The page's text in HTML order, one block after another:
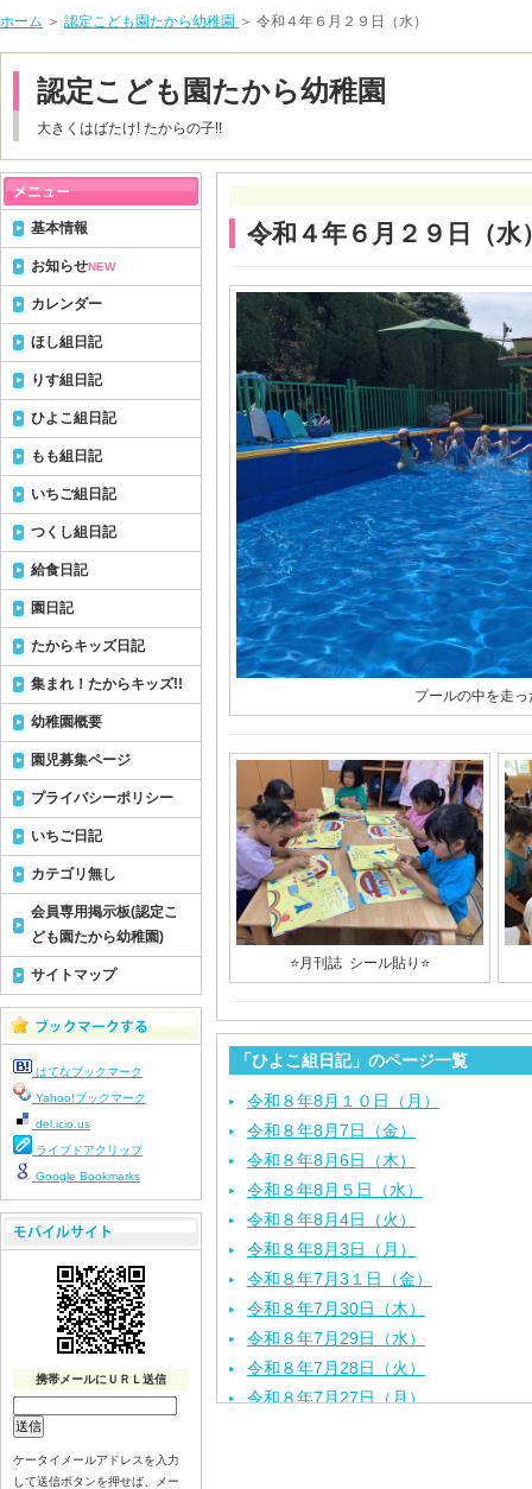
ホーム ＞ 認定こども園たから幼稚園 ＞ 令和４年６月２９日（水）
認定こども園たから幼稚園
大きくはばたけ! たからの子!!
令和４年６月２９日（水
プールの中を走
⭐️月刊誌 シール貼り⭐️
「ひよこ組日記」のページ一覧
令和８年8月１０日（月）
令和８年8月7日（金）
令和８年8月6日（木）
令和８年8月５日（水）
令和８年8月4日（火）
令和８年8月3日（月）
令和８年7月3１日（金）
令和８年7月30日（木）
令和８年7月29日（水）
令和８年7月28日（火）
令和８年7月27日（月）
基本情報
お知らせNEW
カレンダー
ほし組日記
りす組日記
ひよこ組日記
もも組日記
いちご組日記
つくし組日記
給食日記
園日記
たからキッズ日記
集まれ！たからキッズ!!
幼稚園概要
園児募集ページ
プライバシーポリシー
いちご日記
カテゴリ無し
会員専用掲示板(認定こ
ども園たから幼稚園)
サイトマップ
はてなブックマーク
Yahoo!ブックマーク
del.icio.us
ライブドアクリップ
Google Bookmarks
携帯メールにＵＲＬ送信
ケータイメールアドレスを入力
して送信ボタンを押せば、メー